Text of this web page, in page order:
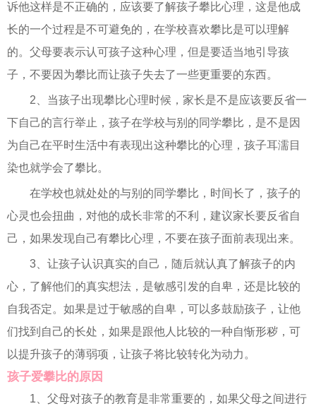
诉他这样是不正确的，应该要了解孩子攀比心理，这是他成
长的一个过程是不可避免的，在学校喜欢攀比是可以理解
的。父母要表示认可孩子这种心理，但是要适当地引导孩
子，不要因为攀比而让孩子失去了一些更重要的东西。
2、当孩子出现攀比心理时候，家长是不是应该要反省一
下自己的言行举止，孩子在学校与别的同学攀比，是不是因
为自己在平时生活中有表现出这种攀比的心理，孩子耳濡目
染也就学会了攀比。
在学校也就处处的与别的同学攀比，时间长了，孩子的
心灵也会扭曲，对他的成长非常的不利，建议家长要反省自
己，如果发现自己有攀比心理，不要在孩子面前表现出来。
3、让孩子认识真实的自己，随后就认真了解孩子的内
心，了解他们的真实想法，是敏感引发的自卑，还是比较的
自我否定。如果是过于敏感的自卑，可以多鼓励孩子，让他
们找到自己的长处，如果是跟他人比较的一种自惭形秽，可
以提升孩子的薄弱项，让孩子将比较转化为动力。
孩子爱攀比的原因
1、父母对孩子的教育是非常重要的，如果父母之间进行